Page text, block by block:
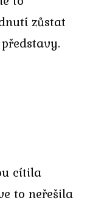
zůstat
cítila
to neřešila